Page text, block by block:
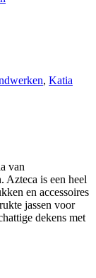
, Katia
van
Azteca is een heel
en accessoires
jassen voor
dekens met